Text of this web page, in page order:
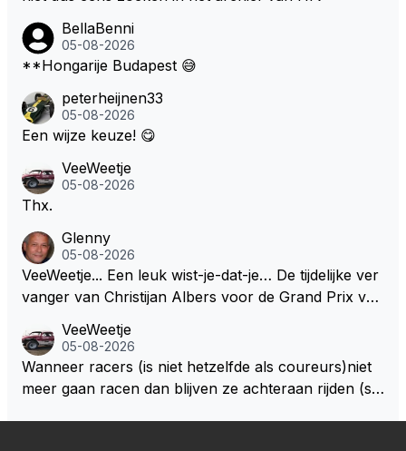
BellaBenni
05-08-2026
**Hongarije Budapest 😅
peterheijnen33
05-08-2026
Een wijze keuze! 😋
VeeWeetje
05-08-2026
Thx.
Glenny
05-08-2026
VeeWeetje... Een leuk wist-je-dat-je… De tijdelijke ver
vanger van Christijan Albers voor de Grand Prix van
rkus Winkelhock. Vanaf de race daarna werd het st
oeltje definitief overgenomen door Sakon Yamamot
o. Na 2 rondes gokte Markus Winkelhock goed (hij k
Dat was ook de enige keer dat een Spyker ooit aan
VeeWeetje
05-08-2026
Wanneer racers (is niet hetzelfde als coureurs)niet
meer gaan racen dan blijven ze achteraan rijden (so